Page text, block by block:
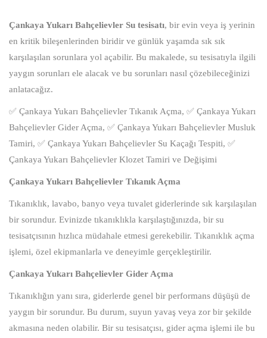
Çankaya Yukarı Bahçelievler Su tesisatı, bir evin veya iş yerinin
en kritik bileşenlerinden biridir ve günlük yaşamda sık sık
karşılaşılan sorunlara yol açabilir. Bu makalede, su tesisatıyla ilgili
yaygın sorunları ele alacak ve bu sorunları nasıl çözebileceğinizi
anlatacağız.
✅ Çankaya Yukarı Bahçelievler Tıkanık Açma, ✅ Çankaya Yukarı
Bahçelievler Gider Açma, ✅ Çankaya Yukarı Bahçelievler Musluk
Tamiri, ✅ Çankaya Yukarı Bahçelievler Su Kaçağı Tespiti, ✅
Çankaya Yukarı Bahçelievler Klozet Tamiri ve Değişimi
Çankaya Yukarı Bahçelievler Tıkanık Açma
Tıkanıklık, lavabo, banyo veya tuvalet giderlerinde sık karşılaşılan
bir sorundur. Evinizde tıkanıklıkla karşılaştığınızda, bir su
tesisatçısının hızlıca müdahale etmesi gerekebilir. Tıkanıklık açma
işlemi, özel ekipmanlarla ve deneyimle gerçekleştirilir.
Çankaya Yukarı Bahçelievler Gider Açma
Tıkanıklığın yanı sıra, giderlerde genel bir performans düşüşü de
yaygın bir sorundur. Bu durum, suyun yavaş veya zor bir şekilde
akmasına neden olabilir. Bir su tesisatçısı, gider açma işlemi ile bu